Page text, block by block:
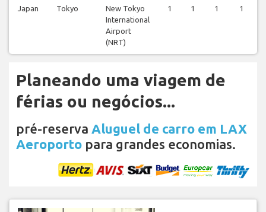
Japan Tokyo
New Tokyo
International
Airport
(NRT)
1 1 1 1
Planeando uma viagem de
férias ou negócios...
pré-reserva Aluguel de carro em LAX
Aeroporto para grandes economias.